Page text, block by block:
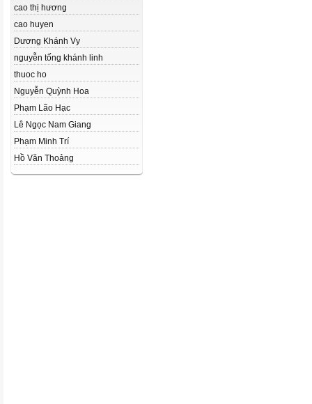
cao thị hương
cao huyen
Dương Khánh Vy
nguyễn tống khánh linh
thuoc ho
Nguyễn Quỳnh Hoa
Phạm Lão Hạc
Lê Ngọc Nam Giang
Phạm Minh Trí
Hồ Văn Thoảng